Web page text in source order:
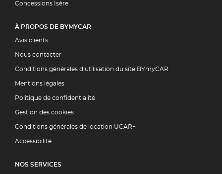
Concessions Isère
À PROPOS DE BYMYCAR
Avis clients
Nous contacter
Conditions générales d’utilisation du site BYmyCAR
Mentions légales
Politique de confidentialité
Gestion des cookies
Conditions générales de location UCAR+
Accessibilité
NOS SERVICES